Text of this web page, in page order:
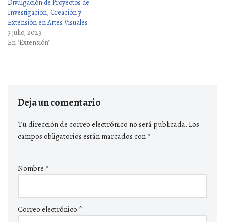
Divulgación de Proyectos de
Investigación, Creación y
Extensión en Artes Visuales
3 julio, 2023
En "Extensión"
Deja un comentario
Tu dirección de correo electrónico no será publicada. Los
campos obligatorios están marcados con *
Nombre *
Correo electrónico *